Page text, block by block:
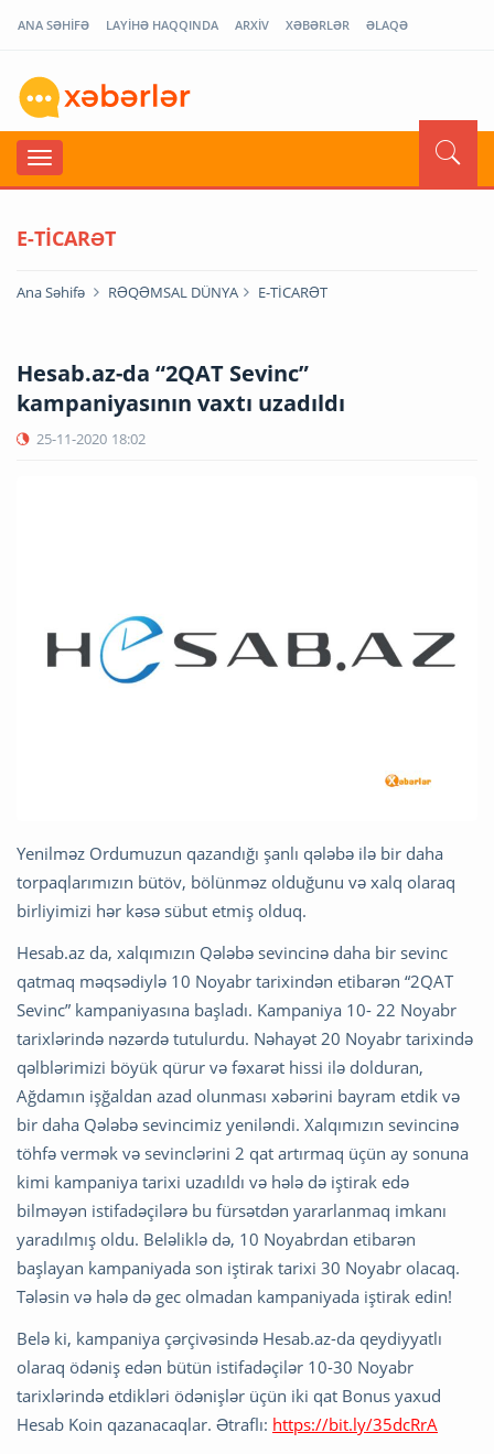
ANA SƏHİFƏ LAYİHƏ HAQQINDA ARXİV XƏBƏRLƏR ƏLAQƏ
E-TİCARƏT
Ana Səhifə RƏQƏMSAL DÜNYA E-TİCARƏT
Hesab.az-da “2QAT Sevinc”
kampaniyasının vaxtı uzadıldı
25-11-2020 18:02
Yenilməz Ordumuzun qazandığı şanlı qələbə ilə bir daha
torpaqlarımızın bütöv, bölünməz olduğunu və xalq olaraq
birliyimizi hər kəsə sübut etmiş olduq.
Hesab.az da, xalqımızın Qələbə sevincinə daha bir sevinc
qatmaq məqsədiylə 10 Noyabr tarixindən etibarən “2QAT
Sevinc” kampaniyasına başladı. Kampaniya 10- 22 Noyabr
tarixlərində nəzərdə tutulurdu. Nəhayət 20 Noyabr tarixində
qəlblərimizi böyük qürur və fəxarət hissi ilə dolduran,
Ağdamın işğaldan azad olunması xəbərini bayram etdik və
bir daha Qələbə sevincimiz yeniləndi. Xalqımızın sevincinə
töhfə vermək və sevinclərini 2 qat artırmaq üçün ay sonuna
kimi kampaniya tarixi uzadıldı və hələ də iştirak edə
bilməyən istifadəçilərə bu fürsətdən yararlanmaq imkanı
yaradılmış oldu. Beləliklə də, 10 Noyabrdan etibarən
başlayan kampaniyada son iştirak tarixi 30 Noyabr olacaq.
Tələsin və hələ də gec olmadan kampaniyada iştirak edin!
Belə ki, kampaniya çərçivəsində Hesab.az-da qeydiyyatlı
olaraq ödəniş edən bütün istifadəçilər 10-30 Noyabr
tarixlərində etdikləri ödənişlər üçün iki qat Bonus yaxud
Hesab Koin qazanacaqlar. Ətraflı: https://bit.ly/35dcRrA